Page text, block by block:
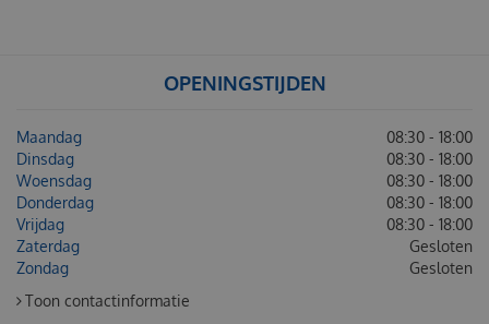
OPENINGSTIJDEN
Maandag
08:30 - 18:00
Dinsdag
08:30 - 18:00
Woensdag
08:30 - 18:00
Donderdag
08:30 - 18:00
Vrijdag
08:30 - 18:00
Zaterdag
Gesloten
Zondag
Gesloten
Toon contactinformatie